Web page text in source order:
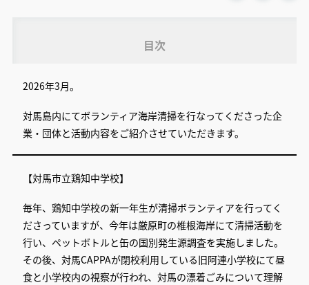
目次
2026年3月。
対馬島内にてボランティア海岸清掃を行なってくださった企
業・団体と活動内容をご紹介させていただきます。
【対馬市立鶏知中学校】
毎年、鶏知中学校の新一年生が清掃ボランティアを行ってく
ださっていますが、今年は厳原町の椎根海岸にて清掃活動を
行い、ペットボトルと缶の国別発生源調査を実施しました。
その後、対馬CAPPAが閉校利用している旧阿連小学校にて昼
食と小学校内の視察が行われ、対馬の漂着ごみについて理解